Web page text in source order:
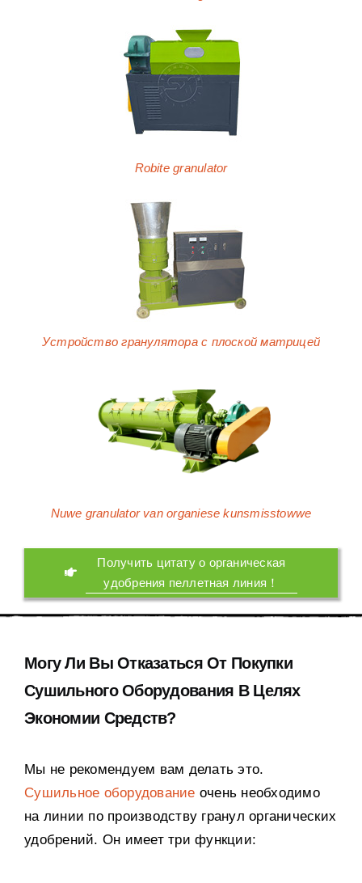
Robite granulator
Устройство гранулятора с плоской матрицей
Nuwe granulator van organiese kunsmisstowwe
Получить цитату о органическая
удобрения пеллетная линия！
Могу Ли Вы Отказаться От Покупки
Сушильного Оборудования В Целях
Экономии Средств?
Мы не рекомендуем вам делать это.
Сушильное оборудование очень необходимо
на линии по производству гранул органических
удобрений. Он имеет три функции: